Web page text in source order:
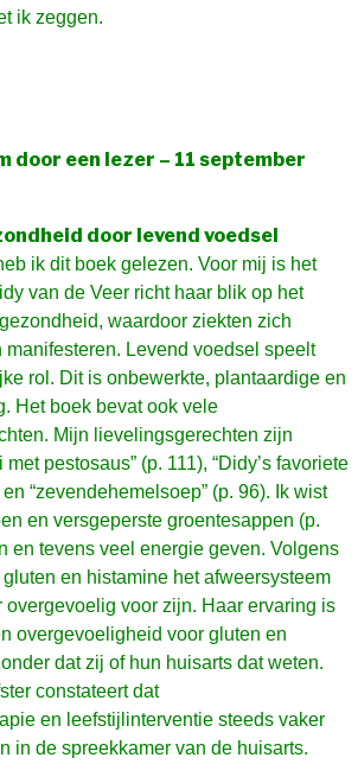
ik zeggen.
door een lezer – 11 september
door levend voedsel
ik dit boek gelezen. Voor mij is het
van de Veer richt haar blik op het
waardoor ziekten zich
manifesteren. Levend voedsel speelt
rol. Dit is onbewerkte, plantaardige en
Het boek bevat ook vele
Mijn lievelingsgerechten zijn
pestosaus” (p. 111), “Didy’s favoriete
“zevendehemelsoep” (p. 96). Ik wist
en versgeperste groentesappen (p.
en tevens veel energie geven. Volgens
en histamine het afweersysteem
overgevoelig voor zijn. Haar ervaring is
overgevoeligheid voor gluten en
dat zij of hun huisarts dat weten.
constateert dat
en leefstijlinterventie steeds vaker
in de spreekkamer van de huisarts.